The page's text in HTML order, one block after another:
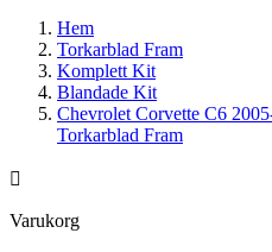
Hem
Torkarblad Fram
Komplett Kit
Blandade Kit
Chevrolet Corvette C6
Torkarblad Fram

Varukorg